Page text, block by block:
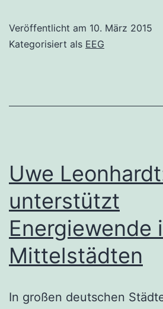
Veröffentlicht am 10. März 2015
Kategorisiert als EEG
Uwe
unterstützt
Energiewende
Mittelstädten
In großen deutschen